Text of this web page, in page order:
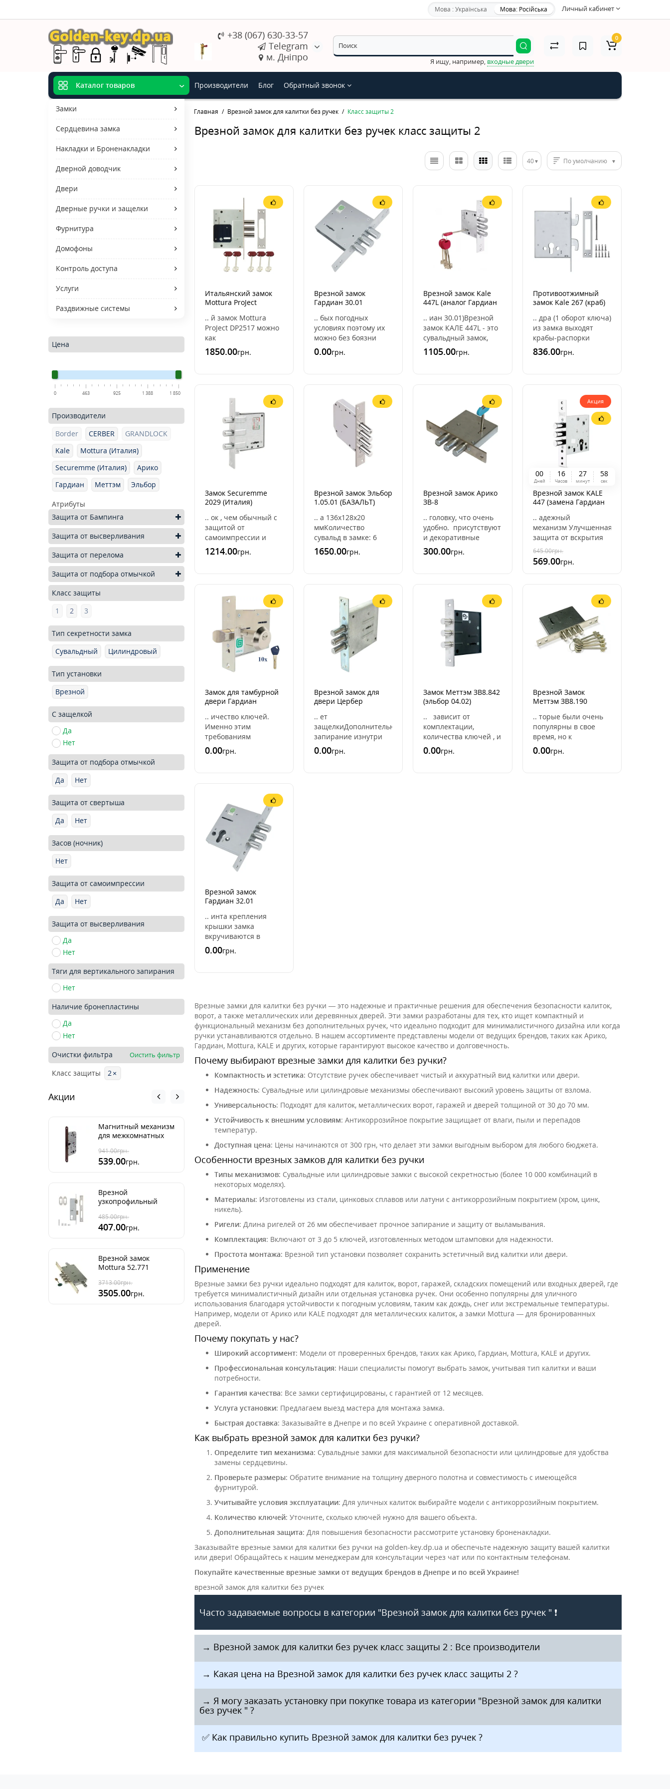
Личный кабинет
Мова : Українська Мова: Російська
+38 (067) 630-33-57
Telegram
м. Дніпро
Я ищу, например, входные двери
0
Каталог товаров
Замки
Сердцевина замка
Накладки и Броненакладки
Дверной доводчик
Двери
Дверные ручки и защелки
Фурнитура
Домофоны
Контроль доступа
Услуги
Раздвижные системы
Производители Блог Обратный звонок
Главная Врезной замок для калитки без ручек Класс защиты 2
Цена
0 463 925 1 388 1 850
Производители
Border
CERBER
GRANDLOCK
Kale
Mottura (Италия)
Securemme (Италия)
Арико
Гардиан
Меттэм Эльбор
Атрибуты
Защита от Бампинга
Защита от высверливания
Защита от перелома
Защита от подбора отмычкой
Класс защиты
1
2 3
Тип секретности замка
Сувальдный
Цилиндровый
Тип установки
Врезной
С защелкой
Да
Нет
Защита от подбора отмычкой
Да
Нет
Защита от свертыша
Да
Нет
Засов (ночник)
Нет
Защита от самоимпрессии
Да
Нет
Защита от высверливания
Да
Нет
Тяги для вертикального запирания
Нет
Наличие бронепластины
Да
Нет
Очистки фильтра
Оистить фильтр
Класс защиты 2 ×
Акции
Магнитный механизм
для межкомнатных
Polaris ант бронза
96мм
941.00грн.
539.00грн.
Врезной
узкопрофильный
485.00грн.
407.00грн.
Врезной замок
Mottura 52.771
3713.00грн.
3505.00грн.
Mottura DP25170000
1168.00
1123.00грн.
ЗВ4-У
353.00грн.
Врезной замок
Шерлок 10.01-S
750.00грн.
716.00грн.
Дверной глазок Apecs
475.00
407.00грн.
Министерство Дверей
8000.00грн.
Врезной замок для калитки без ручек класс защиты 2
40 По умолчанию
Итальянский замок
Mottura ProJect
.. й замок Mottura
ProJect DP2517 можно
как
дополнительный замок
на металлические
1850.00грн.
Врезной замок
Гардиан 30.01
.. бых погодных
условиях поэтому их
можно без боязни
покупать как замок на
калитку. Мы советуем
0.00грн.
Врезной замок Kale
447L (аналог Гардиан
.. иан 30.01)Врезной
замок КАЛЕ 447L - это
сувальдный замок,
предназначенный
для металлических
1105.00грн.
Противоотжимный
замок Kale 267 (краб)
.. дра (1 оборот ключа)
из замка выходят
крабы-распорки
которые позволяют
противостоять
836.00грн.
Замок Securemme
2029 (Италия)
.. ок , чем обычный с
защитой от
самоимпрессии и
высверливания. Важной
особенностью замка
1214.00грн.
Врезной замок Эльбор
1.05.01 (БАЗАЛЬТ)
.. а 136х128х20
ммКоличество
сувальд в замке: 6
пластинКоличество
разных ключей более
1650.00грн.
Врезной замок Арико
ЗВ-8
.. головку, что очень
удобно. присутствуют
и декоративные
накладки на ключевое
отверстие. Также
300.00грн.
Акция
00
Дней
16
Часов
27
минут
57
сек
Врезной замок KALE
447 (замена Гардиан
.. адежный
механизм Улучшенная
защита от вскрытия
фомкойЗамок KALE
447 имеет следующие
характеристики:Тип:
645.00грн.
569.00грн.
Замок для тамбурной
двери Гардиан
броненакладкой
.. ичество ключей.
Именно этим
требованиям
соответствуют
цилиндровые
тумблером с од ..
0.00грн.
Врезной замок для
двери Цербер
.. ет
защелкиДополнительное
запирание изнутри
НетНазначение
ОбщееРекомендован
0.00грн.
Замок Меттэм ЗВ8.842
(эльбор 04.02)
.. зависит от
комплектации,
количества ключей , и
накладок.Это простой
8-ми сувальдный
0.00грн.
Врезной Замок
Меттэм ЗВ8.190
.. торые были очень
популярны в свое
время, но к
сожалению себя не
оправдали. Они
0.00грн.
Врезной замок
Гардиан 32.01
.. инта крепления
крышки замка
вкручиваются в
кронштейны, которые
служат и для
0.00грн.
Врезные замки для калитки без ручки — это надежные и практичные решения для обеспечения безопасности калиток,
ворот, а также металлических или деревянных дверей. Эти замки разработаны для тех, кто ищет компактный и
функциональный механизм без дополнительных ручек, что идеально подходит для минималистичного дизайна или когда
ручки устанавливаются отдельно. В нашем ассортименте представлены модели от ведущих брендов, таких как Арико,
Гардиан, Mottura, KALE и других, которые гарантируют высокое качество и долговечность.
Почему выбирают врезные замки для калитки без ручки?
Компактность и эстетика: Отсутствие ручек обеспечивает чистый и аккуратный вид калитки или двери.
Надежность: Сувальдные или цилиндровые механизмы обеспечивают высокий уровень защиты от взлома.
Универсальность: Подходят для калиток, металлических ворот, гаражей и дверей толщиной от 30 до 70 мм.
Устойчивость к внешним условиям: Антикоррозийное покрытие защищает от влаги, пыли и перепадов
температур.
Доступная цена: Цены начинаются от 300 грн, что делает эти замки выгодным выбором для любого бюджета.
Особенности врезных замков для калитки без ручки
Типы механизмов: Сувальдные или цилиндровые замки с высокой секретностью (более 10 000 комбинаций в
некоторых моделях).
Материалы: Изготовлены из стали, цинковых сплавов или латуни с антикоррозийным покрытием (хром, цинк,
никель).
Ригели: Длина ригелей от 26 мм обеспечивает прочное запирание и защиту от выламывания.
Комплектация: Включают от 3 до 5 ключей, изготовленных методом штамповки для надежности.
Простота монтажа: Врезной тип установки позволяет сохранить эстетичный вид калитки или двери.
Применение
Врезные замки без ручки идеально подходят для калиток, ворот, гаражей, складских помещений или входных дверей, где
требуется минималистичный дизайн или отдельная установка ручек. Они особенно популярны для уличного
использования благодаря устойчивости к погодным условиям, таким как дождь, снег или экстремальные температуры.
Например, модели от Арико или KALE подходят для металлических калиток, а замки Mottura — для бронированных
дверей.
Почему покупать у нас?
Широкий ассортимент: Модели от проверенных брендов, таких как Арико, Гардиан, Mottura, KALE и других.
Профессиональная консультация: Наши специалисты помогут выбрать замок, учитывая тип калитки и ваши
потребности.
Гарантия качества: Все замки сертифицированы, с гарантией от 12 месяцев.
Услуга установки: Предлагаем выезд мастера для монтажа замка.
Быстрая доставка: Заказывайте в Днепре и по всей Украине с оперативной доставкой.
Как выбрать врезной замок для калитки без ручки?
Определите тип механизма: Сувальдные замки для максимальной безопасности или цилиндровые для удобства
замены сердцевины.
Проверьте размеры: Обратите внимание на толщину дверного полотна и совместимость с имеющейся
фурнитурой.
Учитывайте условия эксплуатации: Для уличных калиток выбирайте модели с антикоррозийным покрытием.
Количество ключей: Уточните, сколько ключей нужно для вашего объекта.
Дополнительная защита: Для повышения безопасности рассмотрите установку броненакладки.
Заказывайте врезные замки для калитки без ручки на golden-key.dp.ua и обеспечьте надежную защиту вашей калитки
или двери! Обращайтесь к нашим менеджерам для консультации через чат или по контактным телефонам.
Покупайте качественные врезные замки от ведущих брендов в Днепре и по всей Украине!
врезной замок для калитки без ручек
Часто задаваемые вопросы в категории "Врезной замок для калитки без ручек " ❗️
️ → Врезной замок для калитки без ручек класс защиты 2 : Все производители
️ → Какая цена на Врезной замок для калитки без ручек класс защиты 2 ?
️ → Я могу заказать установку при покупке товара из категории "Врезной замок для калитки
без ручек " ?
️ ✅ Как правильно купить Врезной замок для калитки без ручек ?